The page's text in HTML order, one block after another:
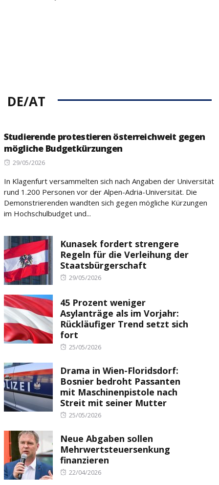
DE/AT
Studierende protestieren österreichweit gegen
mögliche Budgetkürzungen
Posted
29/05/2026
In Klagenfurt versammelten sich nach Angaben der Universität
rund 1.200 Personen vor der Alpen-Adria-Universität. Die
Demonstrierenden wandten sich gegen mögliche Kürzungen
im Hochschulbudget und...
Kunasek fordert strengere
Regeln für die Verleihung der
Staatsbürgerschaft
Posted
29/05/2026
45 Prozent weniger
Asylanträge als im Vorjahr:
Rückläufiger Trend setzt sich
fort
Posted
25/05/2026
Drama in Wien-Floridsdorf:
Bosnier bedroht Passanten
mit Maschinenpistole nach
Streit mit seiner Mutter
Posted
25/05/2026
Neue Abgaben sollen
Mehrwertsteuersenkung
finanzieren
Posted
22/04/2026